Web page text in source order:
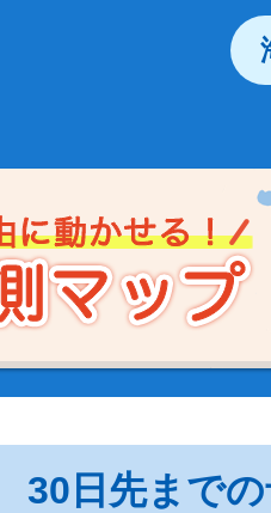
30日先まで